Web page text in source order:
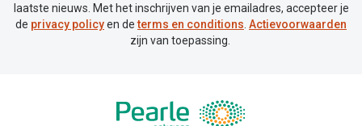
laatste nieuws. Met het inschrijven van je emailadres, accepteer je
de privacy policyen determs en conditions Actievoorwaarden
zijn van toepassing.